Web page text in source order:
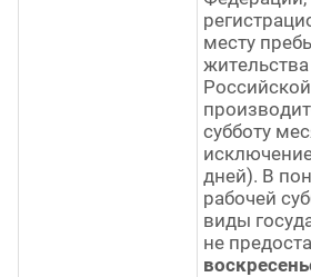
месту
субботу
дней). В
рабочей
виды
не